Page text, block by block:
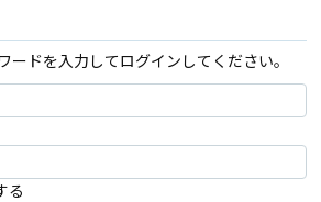
ードを入力してログインしてください。
る